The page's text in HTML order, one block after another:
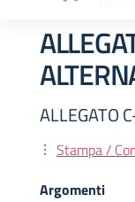
ALLEGATO
Stampa /
Argomenti